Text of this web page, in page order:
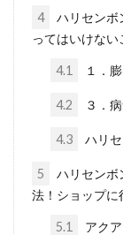
4
ハリセンボ
ってはいけない
4.1 １．
4.2 ３．
4.3 ハリ
5
ハリセンボ
法！ショップに
5.1 アク